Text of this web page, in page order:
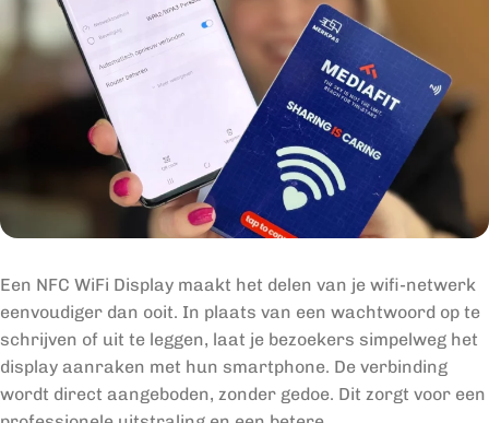
Een NFC WiFi Display maakt het delen van je wifi-netwerk
eenvoudiger dan ooit. In plaats van een wachtwoord op te
schrijven of uit te leggen, laat je bezoekers simpelweg het
display aanraken met hun smartphone. De verbinding
wordt direct aangeboden, zonder gedoe. Dit zorgt voor een